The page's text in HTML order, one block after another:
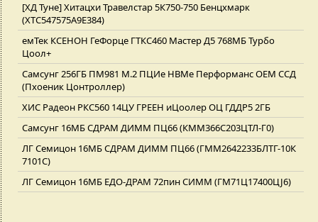
[ХД Туне] Хитацхи Травелстар 5К750-750 Бенцхмарк
(ХТС547575А9Е384)
емТек КСЕНОН ГеФорце ГТКС460 Мастер Д5 768МБ Турбо
Цоол+
Самсунг 256ГБ ПМ981 М.2 ПЦИе НВМе Перформанс ОЕМ ССД
(Пхоеник Цонтроллер)
ХИС Радеон РКС560 14ЦУ ГРЕЕН иЦоолер ОЦ ГДДР5 2ГБ
Самсунг 16МБ СДРАМ ДИММ ПЦ66 (КММ366С203ЦТЛ-Г0)
ЛГ Семицон 16МБ СДРАМ ДИММ ПЦ66 (ГММ2642233БЛТГ-10К
7101С)
ЛГ Семицон 16МБ ЕДО-ДРАМ 72пин СИММ (ГМ71Ц17400ЦЈ6)